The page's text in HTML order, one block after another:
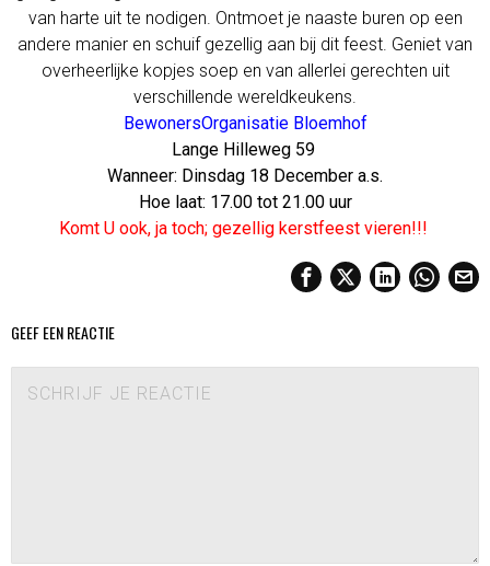
van harte uit te nodigen. Ontmoet je naaste buren op een
andere manier en schuif gezellig aan bij dit feest. Geniet van
overheerlijke kopjes soep en van allerlei gerechten uit
verschillende wereldkeukens.
BewonersOrganisatie Bloemhof
Lange Hilleweg 59
Wanneer: Dinsdag 18 December a.s.
Hoe laat: 17.00 tot 21.00 uur
Komt U ook, ja toch; gezellig kerstfeest vieren!!!
GEEF EEN REACTIE